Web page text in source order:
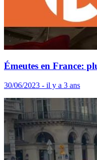
Émeutes en France:
30/06/2023 - il y a 3 ans